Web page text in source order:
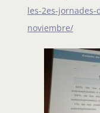
les-2es-
noviembre/